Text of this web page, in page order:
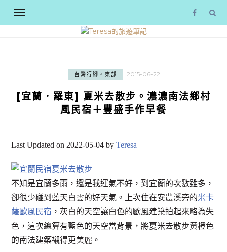
台灣行腳。東部 2015-06-22
[宜蘭．羅東] 夏米去散步。濃濃南法鄉村
風民宿＋豐盛手作早餐
Last Updated on 2022-05-04 byTeresa
不知是宜蘭多雨，還是我運氣不好，到宜蘭的次數雖多，
卻很少碰到藍天白雲的好天氣。上次住在安農溪旁的米卡
薩歐風民宿 ，灰白的天空讓白色的歐風建築拍起來略為失
色，這次總算有藍色的天空當背景，將夏米去散步黃橙色
的南法建築襯得更美麗。